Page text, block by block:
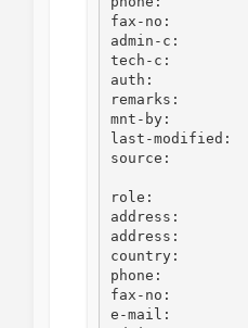
fax-no:
admin-c:
tech-c:
auth:
remarks:
mnt-by:
last-modified:
source:
role:
address:
address:
country:
phone:
fax-no:
e-mail: